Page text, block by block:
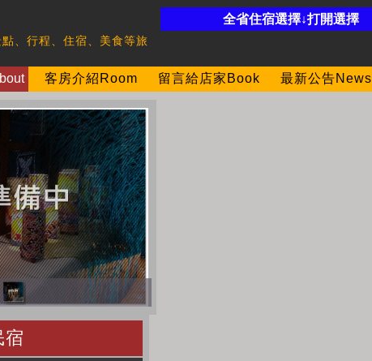
、行程、住宿、美食等旅
全省住宿選擇↓打開選擇
客房介紹Room 留言給店家Book 最新公告News
宿